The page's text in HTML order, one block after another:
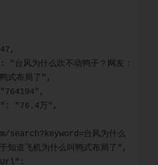
47,
式布局了",
"764194",
"76.4万",
台风为什么
知道飞机为什么叫鸭式布局了",